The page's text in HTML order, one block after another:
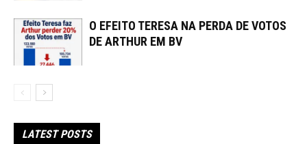
O EFEITO TERESA NA PERDA DE VOTOS
DE ARTHUR EM BV
LATEST POSTS